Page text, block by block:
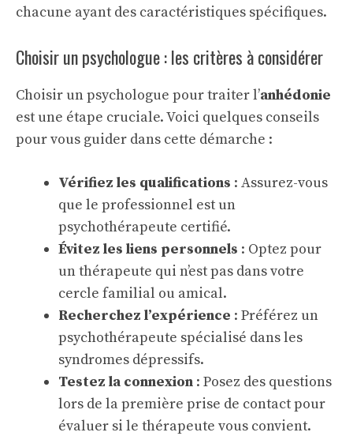
chacune ayant des caractéristiques spécifiques.
Choisir un psychologue : les critères à considérer
Choisir un psychologue pour traiter l’anhédonie
est une étape cruciale. Voici quelques conseils
pour vous guider dans cette démarche :
Vérifiez les qualifications : Assurez-vous
que le professionnel est un
psychothérapeute certifié.
Évitez les liens personnels : Optez pour
un thérapeute qui n’est pas dans votre
cercle familial ou amical.
Recherchez l’expérience : Préférez un
psychothérapeute spécialisé dans les
syndromes dépressifs.
Testez la connexion : Posez des questions
lors de la première prise de contact pour
évaluer si le thérapeute vous convient.